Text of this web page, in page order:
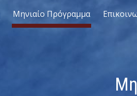
Skip to main
Μηνιαίο Πρόγραμμα